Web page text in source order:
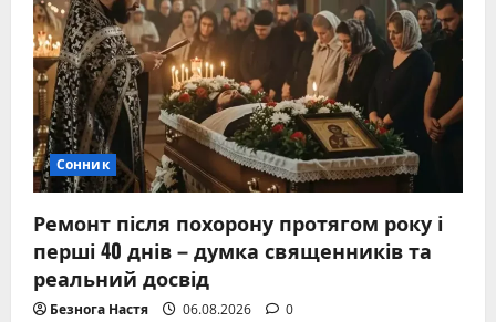
Сонник
Ремонт після похорону протягом року і
перші 40 днів – думка священників та
реальний досвід
Безнога Настя 06.08.2026 0